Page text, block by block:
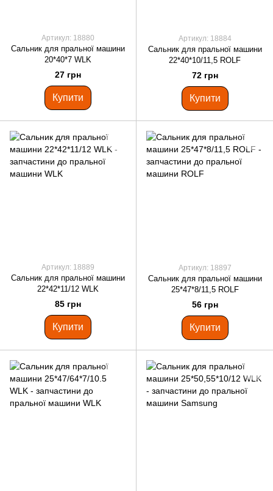
Артикул: 18880
Сальник для пральної машини
20*40*7 WLK
27 грн
Купити
Артикул: 18884
Сальник для пральної машини
22*40*10/11,5 ROLF
72 грн
Купити
Артикул: 18889
Сальник для пральної машини
22*42*11/12 WLK
85 грн
Купити
Артикул: 18897
Сальник для пральної машини
25*47*8/11,5 ROLF
56 грн
Купити